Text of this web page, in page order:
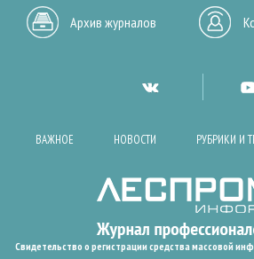
Архив журналов
ВАЖНОЕ НОВОСТИ РУБРИКИ И
Свидетельство о регистрации средства массовой